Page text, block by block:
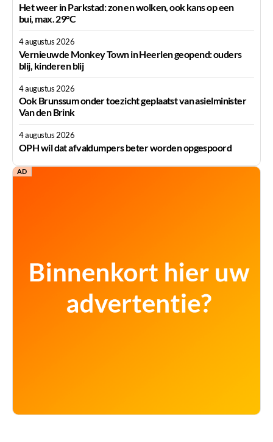
Het weer in Parkstad: zon en wolken, ook kans op een
bui, max. 29°C
4 augustus 2026
Vernieuwde Monkey Town in Heerlen geopend: ouders
blij, kinderen blij
4 augustus 2026
Ook Brunssum onder toezicht geplaatst van asielminister
Van den Brink
4 augustus 2026
OPH wil dat afvaldumpers beter worden opgespoord
AD